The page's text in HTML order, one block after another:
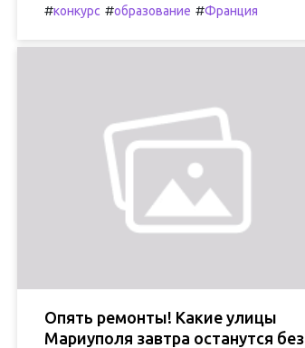
#конкурс #образование #Франция
Опять ремонты! Какие улицы
Мариуполя завтра останутся без